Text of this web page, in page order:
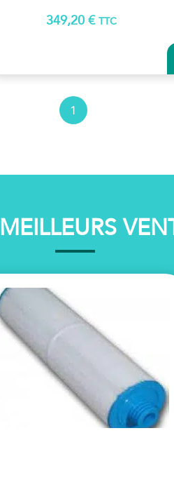
349,20€ TTC
1
MEILLEURS